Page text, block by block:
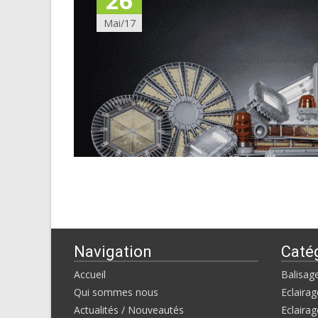
Mai/17
Navigation
Accueil
Qui sommes nous
Actualités / Nouveautés